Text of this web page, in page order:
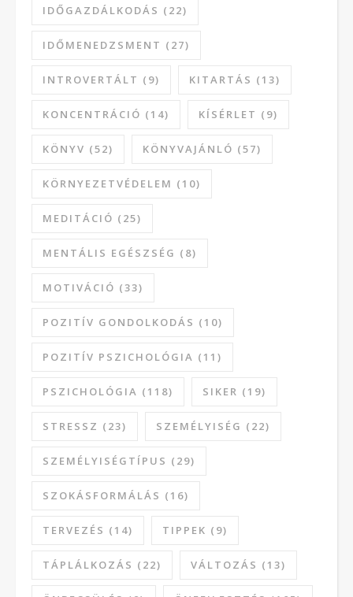
IDŐGAZDÁLKODÁS (22)
IDŐMENEDZSMENT (27)
INTROVERTÁLT (9) KITARTÁS (13)
KONCENTRÁCIÓ (14) KÍSÉRLET (9)
KÖNYV (52) KÖNYVAJÁNLÓ (57)
KÖRNYEZETVÉDELEM (10)
MEDITÁCIÓ (25)
MENTÁLIS EGÉSZSÉG (8)
MOTIVÁCIÓ (33)
POZITÍV GONDOLKODÁS (10)
POZITÍV PSZICHOLÓGIA (11)
PSZICHOLÓGIA (118) SIKER (19)
STRESSZ (23) SZEMÉLYISÉG (22)
SZEMÉLYISÉGTÍPUS (29)
SZOKÁSFORMÁLÁS (16)
TERVEZÉS (14) TIPPEK (9)
TÁPLÁLKOZÁS (22) VÁLTOZÁS (13)